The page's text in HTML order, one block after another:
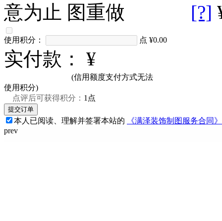
意为止 [?]
使用积分： 点 ¥0.00
实付款： ¥
(信用额度支付方式无法
使用积分)
点评后可获得积分： 1点
本人已阅读、理解并签署本站的
《满泽装饰制图服务合同》
prev